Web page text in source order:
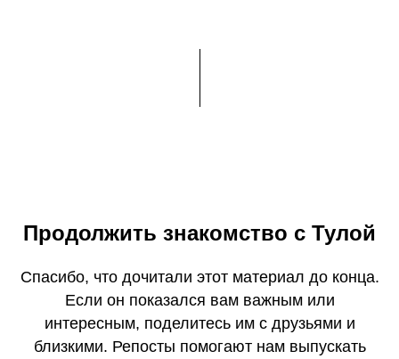
Продолжить знакомство с Тулой
Спасибо, что дочитали этот материал до конца.
Если он показался вам важным или
интересным, поделитесь им с друзьями и
близкими. Репосты помогают нам выпускать